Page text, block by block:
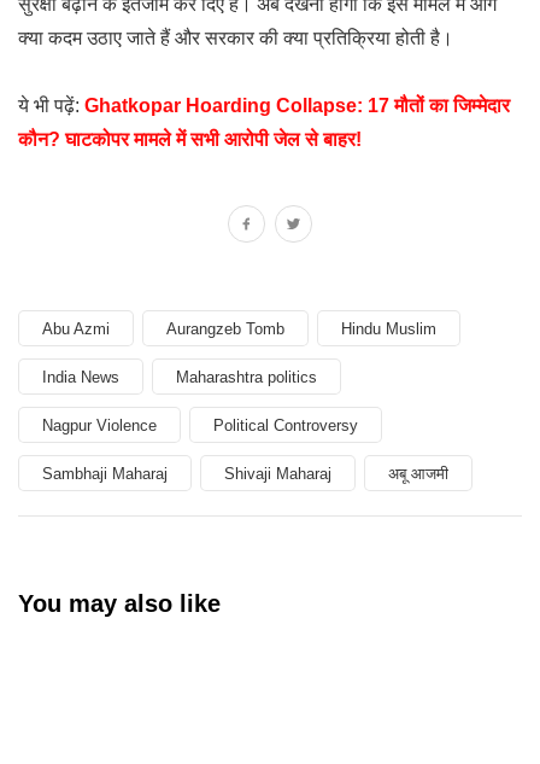
सुरक्षा बढ़ाने के इंतजाम कर दिए हैं। अब देखना होगा कि इस मामले में आगे
क्या कदम उठाए जाते हैं और सरकार की क्या प्रतिक्रिया होती है।
ये भी पढ़ें: Ghatkopar Hoarding Collapse: 17 मौतों का जिम्मेदार
कौन? घाटकोपर मामले में सभी आरोपी जेल से बाहर!
Abu Azmi Aurangzeb Tomb Hindu Muslim
India News Maharashtra politics
Nagpur Violence Political Controversy
Sambhaji Maharaj Shivaji Maharaj अबू आजमी
You may also like